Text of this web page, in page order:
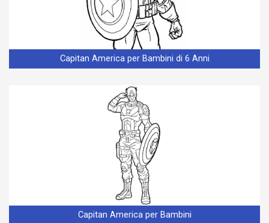
Capitan America per Bambini di 6 Anni
Capitan America per Bambini